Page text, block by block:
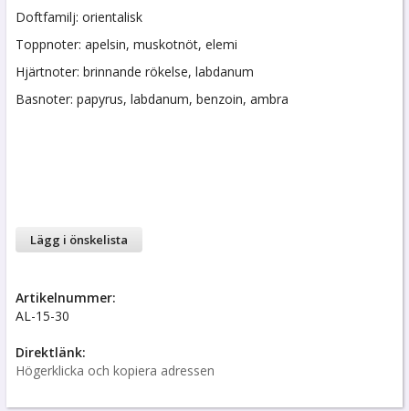
Doftfamilj: orientalisk
Toppnoter: apelsin, muskotnöt, elemi
Hjärtnoter: brinnande rökelse, labdanum
Basnoter: papyrus, labdanum, benzoin, ambra
Lägg i önskelista
Artikelnummer:
AL-15-30
Direktlänk:
Högerklicka och kopiera adressen